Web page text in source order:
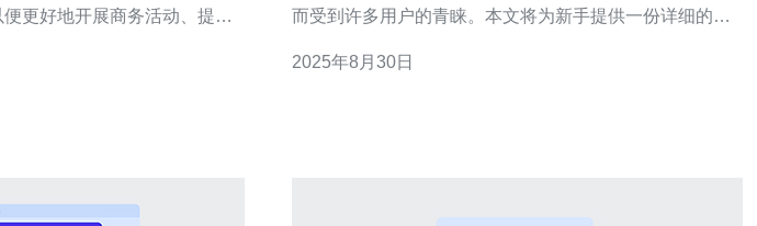
更好地开展商务活动、提供
的网络限
而受到许多用户的青睐。本文将为新手提供一份详细的越
越南服务器提供商 第一步是选择一个适合您需求的越南服
2025年8月30日